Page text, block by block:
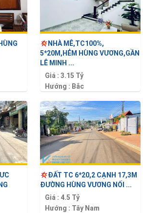
NHÀ MÊ,TC100%,
5*20M,HẺM HÙNG VƯƠNG,GẦN
LÊ MINH ...
Giá :3.15 Tỷ
Hướng : Bắc
ĐẤT TC 6*20,2 CẠNH 17,3M
ĐƯỜNG HÙNG VƯƠNG NỐI ...
Giá : 4.5 Tỷ
Hướng : Tây Nam